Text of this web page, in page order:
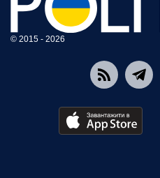
© 2015 - 2026